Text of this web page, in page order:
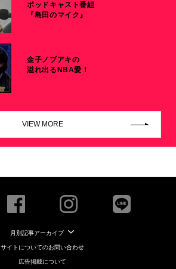
ポッドキャスト番組
『島田のマイク』
金子ノブアキの
溢れ出るNBA愛！
VIEW MORE
月別記事アーカイブ
サイトについてのお問い合わせ
広告掲載について